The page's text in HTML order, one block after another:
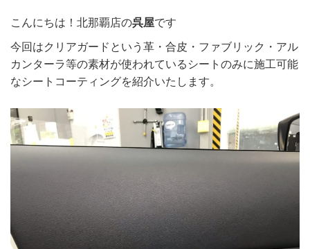
こんにちは！北那覇店の呉屋です
今回はクリアガードという革・合皮・ファブリック・アル
カンターラ等の素材が使われているシートのみに施工可能
なシートコーティングを紹介いたします。